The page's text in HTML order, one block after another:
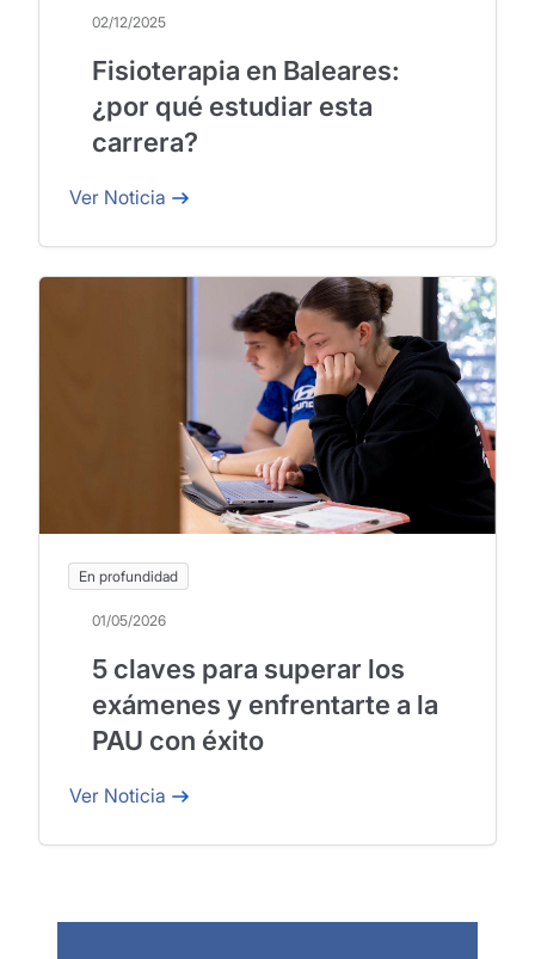
02/12/2025
Fisioterapia en Baleares:
¿por qué estudiar esta
carrera?
Ver Noticia
En profundidad
01/05/2026
5 claves para superar los
exámenes y enfrentarte a la
PAU con éxito
Ver Noticia